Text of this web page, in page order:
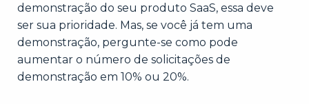
demonstração do seu produto SaaS, essa deve
ser sua prioridade. Mas, se você já tem uma
demonstração, pergunte-se como pode
aumentar o número de solicitações de
demonstração em 10% ou 20%.